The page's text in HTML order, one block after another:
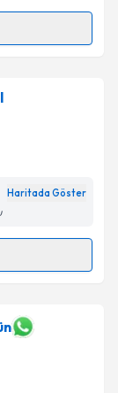
belirtilen
takvimi talebi
için bir
belirtilen
Haritada Göster
takvimi
almanız